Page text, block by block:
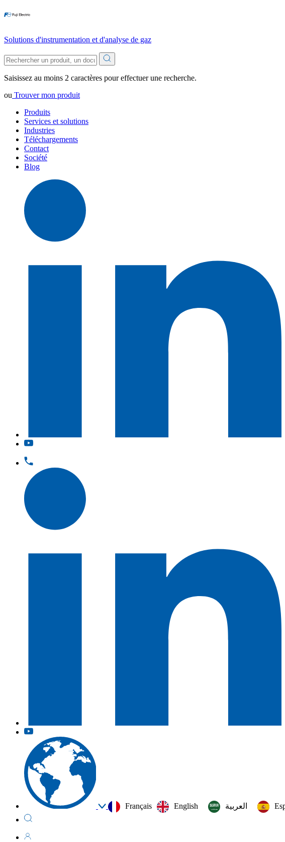
Solutions d'instrumentation et d'analyse de gaz
Saisissez au moins 2 caractères pour effectuer une recherche.
ou Trouver mon produit
Produits
Services et solutions
Industries
Téléchargements
Contact
Société
Blog
Français English العربية‏